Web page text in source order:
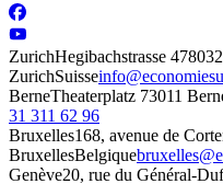
ZurichHegibachstrasse 478032
ZurichSuisse
BerneTheaterplatz 73011
31 311 62 96
Bruxelles168, avenue de
BruxellesBelgique
Genève20, rue du Général-